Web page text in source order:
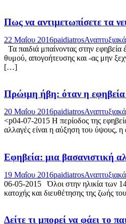
Πως να αντιμετωπίσετε τα
22 Μαΐου 2016paidiatros
Τα παιδιά μπαίνοντας στην
θυμού, απογοήτευσης και -ας μην
[…]
Πρώιμη ήβη: όταν η εφηβεία
20 Μαΐου 2016paidiatros
<p04-07-2015 Η περίοδος της
αλλαγές είναι η αύξηση του ύψους,
Εφηβεία: μια βασανιστική
19 Μαΐου 2016paidiatros
06-05-2015 Όλοι στην ηλικία των
κατοχής και διευθέτησης της ζωής
Δείτε τι μπορεί να φάει το